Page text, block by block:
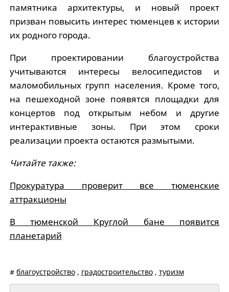
памятника архитектуры, и новый проект
призван повысить интерес тюменцев к истории
их родного города.
При проектировании благоустройства
учитываются интересы велосипедистов и
маломобильных групп населения. Кроме того,
на пешеходной зоне появятся площадки для
концертов под открытым небом и другие
интерактивные зоны. При этом сроки
реализации проекта остаются размытыми.
Читайте также:
Прокуратура проверит все тюменские
аттракционы
В тюменской Круглой бане появится
планетарий
# благоустройство, градостроительство, туризм